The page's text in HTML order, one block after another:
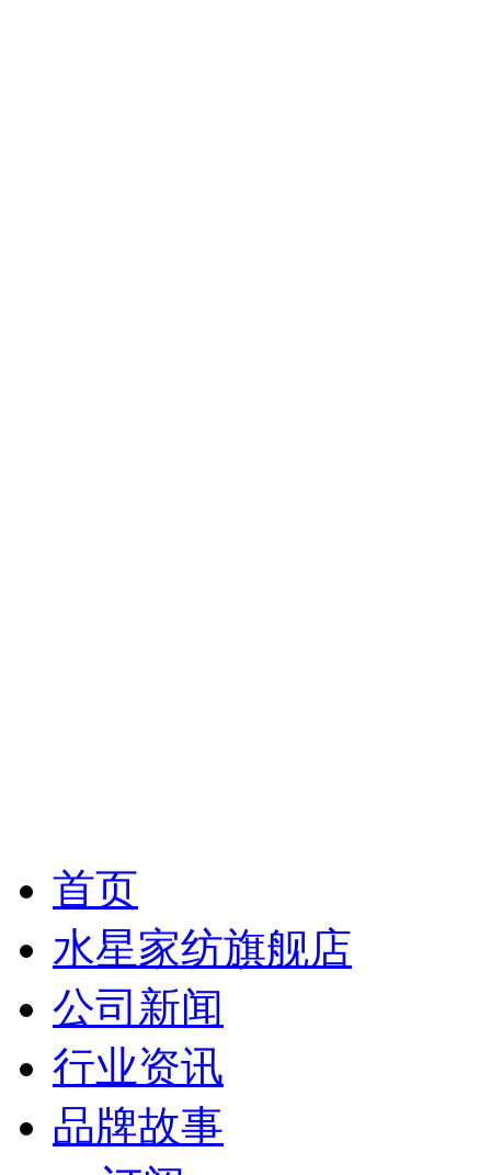
首页
水星家纺旗舰店
公司新闻
行业资讯
品牌故事